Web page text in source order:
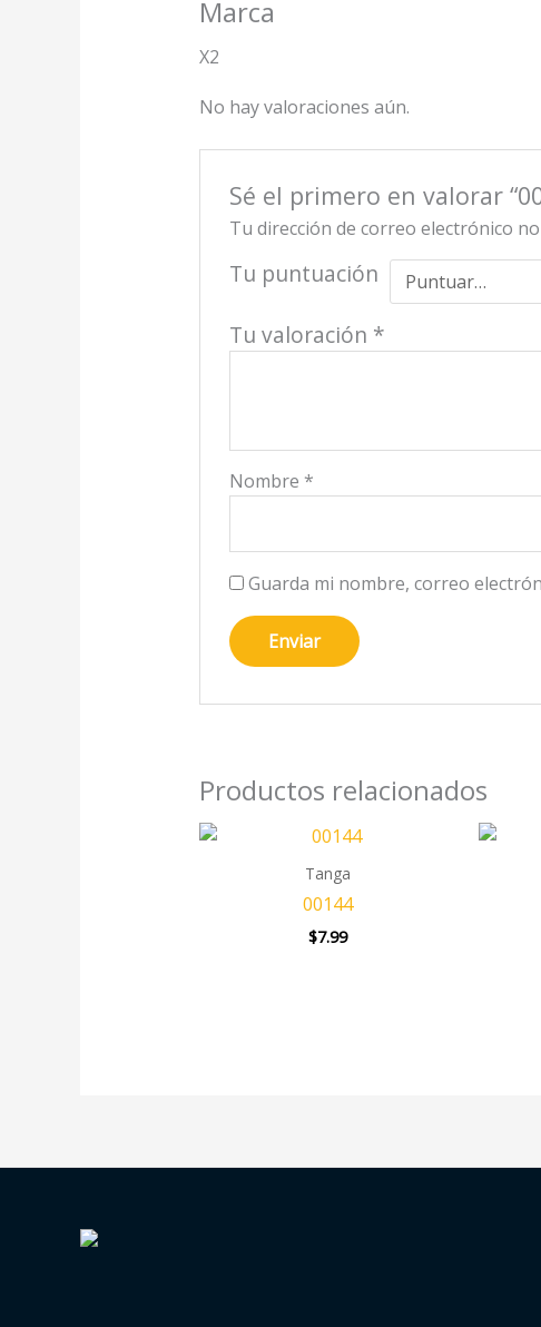
Marca
X2
No hay valoraciones aún.
Sé el primero en valorar
Tu dirección de correo electrónico
Tu puntuación
Tu valoración *
Nombre *
Guarda mi nombre, correo
Productos relacionados
Tanga
00144
$7.99